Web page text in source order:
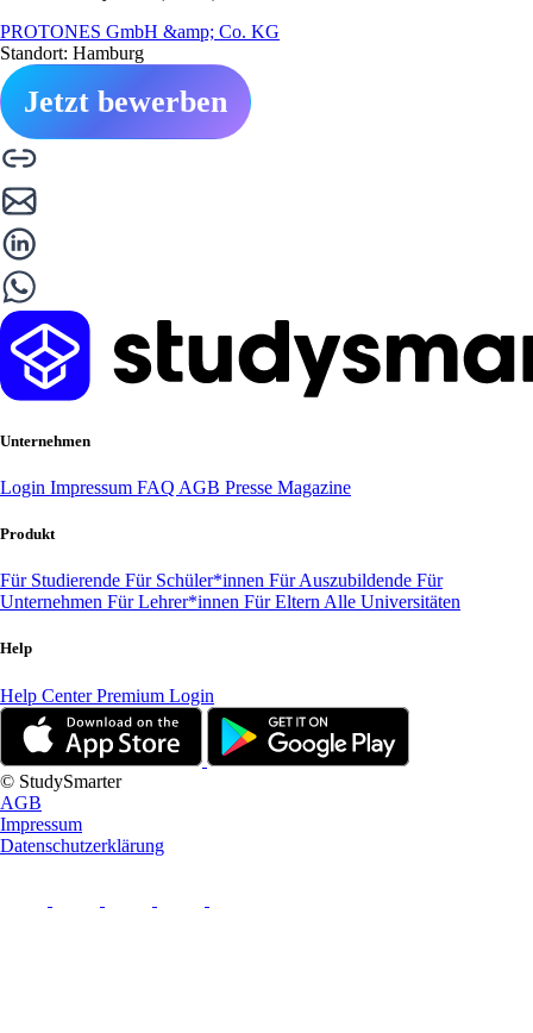
PROTONES GmbH &amp; Co. KG
Standort: Hamburg
Jetzt bewerben
Unternehmen
Login Impressum FAQ AGB Presse Magazine
Produkt
Für Studierende Für Schüler*innen Für Auszubildende Für
Unternehmen Für Lehrer*innen Für Eltern Alle Universitäten
Help
Help CenterPremium Login
© StudySmarter
AGB
Impressum
Datenschutzerklärung